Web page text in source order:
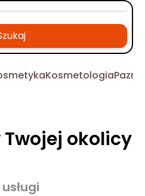
Kosmetologia
Twojej okolicy